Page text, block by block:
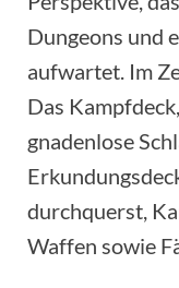
Dungeons und
aufwartet. Im
Das
gnadenlose
durchquerst,
Waffen sowie